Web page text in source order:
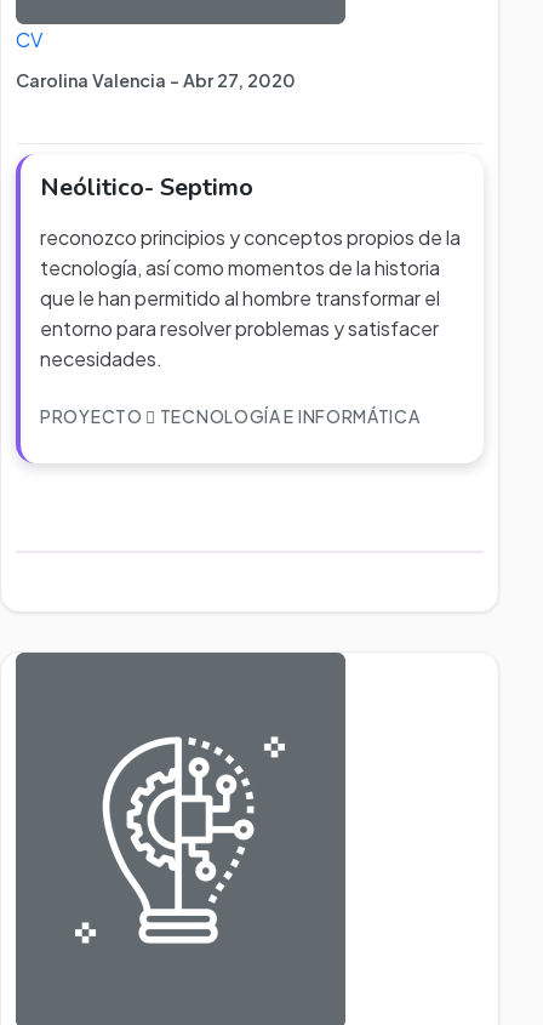
CV
Carolina Valencia - Abr 27, 2020
Neólitico- Septimo
reconozco principios y conceptos propios de la
tecnología, así como momentos de la historia
que le han permitido al hombre transformar el
entorno para resolver problemas y satisfacer
necesidades.
PROYECTO TECNOLOGÍA E INFORMÁTICA